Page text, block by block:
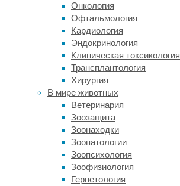
Онкология
Офтальмология
Кардиология
Эндокринология
Клиническая токсикология
Трансплантология
Хирургия
В мире животных
Ветеринария
Зоозащита
Зоонаходки
Зоопатологии
Зоопсихология
Зоофизиология
Герпетология
причем
процентов
потерь
приходится
на
айсберги,
прямое
таяние
льдов